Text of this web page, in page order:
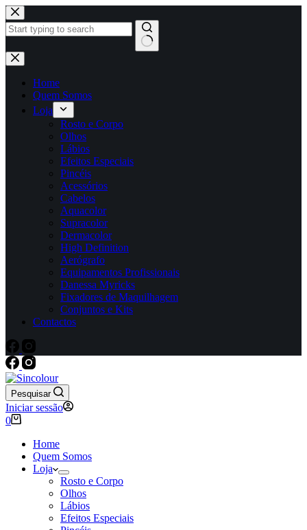
Pular
para
o
Sem
resultados
Home
Quem Somos
Loja
Rosto e Corpo
Olhos
Lábios
Efeitos Especiais
Pincéis
Acessórios
Cabelos
Aquacolor
Supracolor
Dermacolor
High Definition
Aerógrafo
Equipamentos Profissionais
Danessa Myricks
Fixadores de Maquilhagem
Conjuntos e Kits
Contactos
Pesquisar
Iniciar sessão
Carrinho
compras
0
Home
Quem Somos
Loja
Rosto e Corpo
Olhos
Lábios
Efeitos Especiais